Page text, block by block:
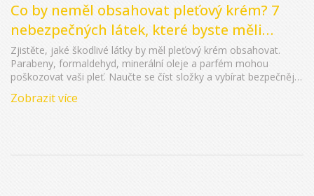
Co by neměl obsahovat pleťový krém? 7
nebezpečných látek, které byste měli
vyhýbat
Zjistěte, jaké škodlivé látky by měl pleťový krém obsahovat.
Parabeny, formaldehyd, minerální oleje a parfém mohou
poškozovat vaši pleť. Naučte se číst složky a vybírat bezpečnější
Zobrazit více